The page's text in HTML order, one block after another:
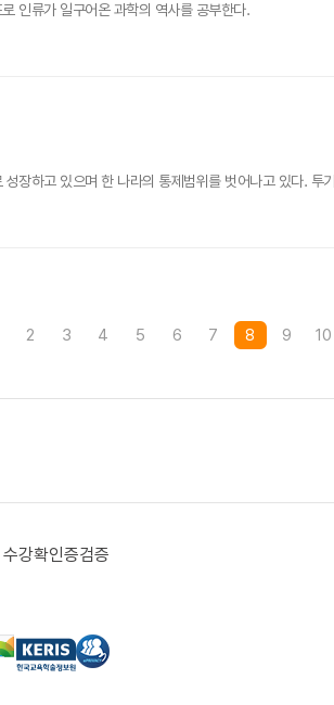
인류가 일구어온 과학의 역사를 공부한다.
장하고 있으며 한 나라의 통제범위를 벗어나고 있다.
2 3 4 5 6 7 8 9 10
수강확인증검증